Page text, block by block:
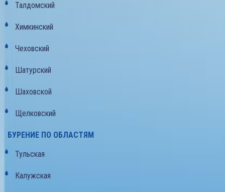
Талдомский
Химкинский
Чеховский
Шатурский
Шаховской
Щелковский
БУРЕНИЕ ПО ОБЛАСТЯМ
Тульская
Калужская